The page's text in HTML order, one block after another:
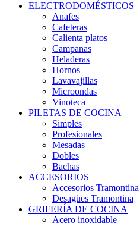
ELECTRODOMÉSTICOS
Anafes
Cafeteras
Calienta platos
Campanas
Heladeras
Hornos
Lavavajillas
Microondas
Vinoteca
PILETAS DE COCINA
Simples
Profesionales
Mesadas
Dobles
Bachas
ACCESORIOS
Accesorios Tramontina
Desagües Tramontina
GRIFERÍA DE COCINA
Acero inoxidable